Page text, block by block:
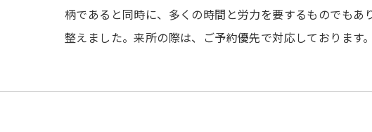
柄であると同時に、多くの時間と労力を要するものでも
整えました。来所の際は、ご予約優先で対応しております。